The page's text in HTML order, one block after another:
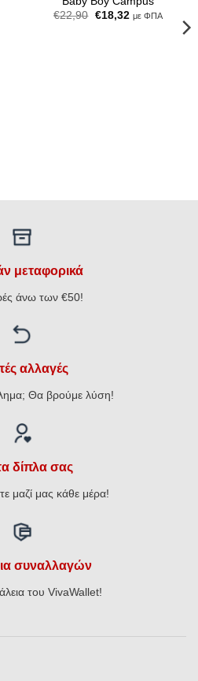
€22,90 Original
€18,32Ημε ΦΠΑ
μεταφορικά
άνω των €50!
αλλαγές
Θα βρούμε λύση!
δίπλα σας
μαζί μας κάθε μέρα!
συναλλαγών
του VivaWallet!